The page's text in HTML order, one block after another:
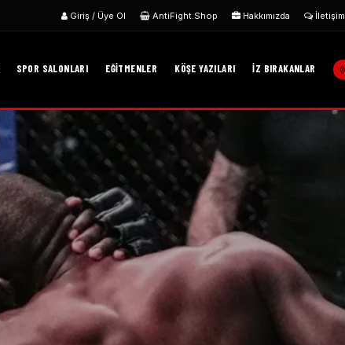
Giriş / Üye Ol AntiFight.Shop Hakkımızda İletişim
SPOR SALONLARI EĞITMENLER KÖŞE YAZILARI İZ BIRAKANLAR